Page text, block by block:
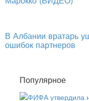
В Албании вратарь
ошибок партнеров
Популярное